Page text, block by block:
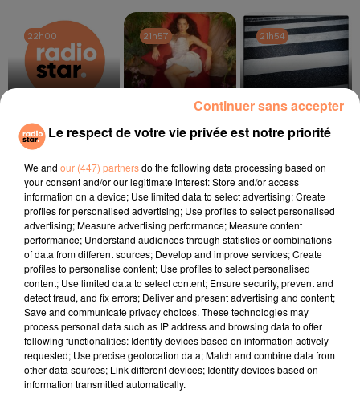
22h00
22h00
STAR MIX BY DJ
Sur Radio Star
21h57
21h57
NAIKA
21h54
21h54
THE AVENER
l'horoscope
Bélier Taureau
Le respect de votre vie privée est notre priorité
We and our (447) partnersdo the following data processing based on
your consent and/or our legitimate interest: Store and/or access
information on a device; Use limited data to select advertising; Create
profiles for personalised advertising; Use profiles to select personalised
advertising; Measure advertising performance; Measure content
performance; Understand audiences through statistics or combinations
of data from different sources; Develop and improve services; Create
profiles to personalise content; Use profiles to select personalised
content; Use limited data to select content; Ensure security, prevent and
detect fraud, and fix errors; Deliver and present advertising and content;
Save and communicate privacy choices. These technologies may
process personal data such as IP address and browsing data to offer
following functionalities: Identify devices based on information actively
requested; Use precise geolocation data; Match and combine data from
other data sources; Link different devices; Identify devices based on
information transmitted automatically.
Continuer sans accepter